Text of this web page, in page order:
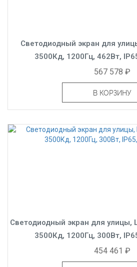
Светодиодный экран для
3500Кд, 1200Гц, 462Вт,
567 578 ₽
В КОРЗИНУ
Светодиодный экран для улицы,
3500Кд, 1200Гц, 300Вт,
454 461 ₽